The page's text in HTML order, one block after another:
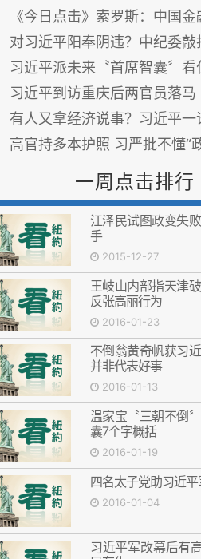
《今日点击》索罗斯：中国金融风暴不可避免 阻
对习近平阳奉阴违？中纪委敲
习近平派未来〝首席智囊〞看
习近平到访重庆后两官员落马
有人又拿经济说事？习近平一
高官持多本护照 习严批不懂“
一周点击排行
江泽民试图政变失
手
2015-12-27
王岐山内部指天津
反张高丽行为
2016-01-23
不倒翁黄奇帆获习近
并非代表好事
2016-01-13
温家宝〝三朝不倒
囊7个字概括
2016-01-19
四名太子党助习近
2016-01-04
习近平军改幕后有